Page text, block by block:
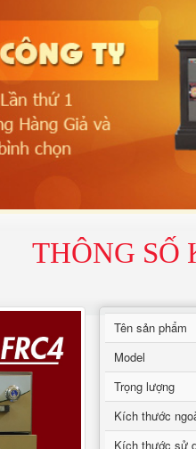
THÔNG SỐ
Tên sản phẩm
Model
Trọng lượng
Kích thước
Kích thước sử